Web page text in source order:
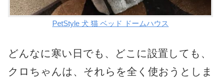
PetStyle 犬 猫 ベッド ドームハウス
どんなに寒い日でも、どこに設置しても、
クロちゃんは、それらを全く使おうとしま